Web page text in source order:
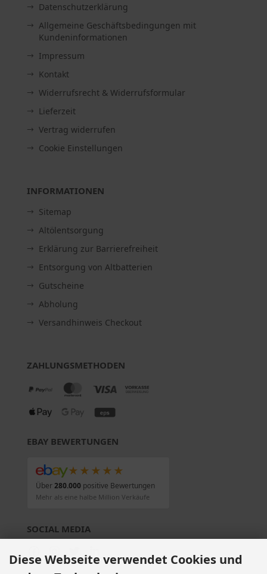
Datenschutzerklärung
Allgemeine Geschäftsbedingungen mit
Kundeninformationen
Impressum
Kontakt
Widerrufsrecht & Widerrufsformular
Lieferzeit
Vertrag widerrufen
Cookie Einstellungen
INFORMATIONEN
Sitemap
Altölentsorgung
Erklärung zur Barrierefreiheit
Entsorgung von Altbatterien
Gutscheine
Abholung
Versandhinweis Checkout
ZAHLUNGSMETHODEN
EBAY BEWERTUNGEN
★★★★★
Über280.000positive Bewertungen
Mehr als eine halbe Million Verkäufe
SOCIAL MEDIA
Diese Webseite verwendet Cookies und